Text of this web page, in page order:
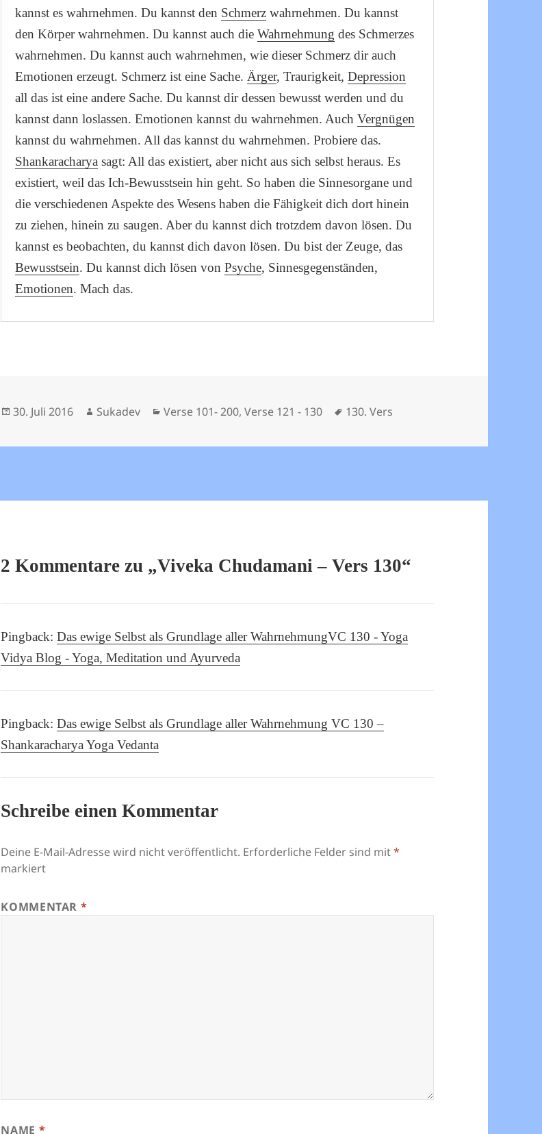
kannst es wahrnehmen. Du kannst den Schmerz wahrnehmen. Du kannst
den Körper wahrnehmen. Du kannst auch dieWahrnehmung des Schmerzes
wahrnehmen. Du kannst auch wahrnehmen, wie dieser Schmerz dir auch
Emotionen erzeugt. Schmerz ist eine Sache. Ärger, Traurigkeit,Depression
all das ist eine andere Sache. Du kannst dir dessen bewusst werden und du
kannst dann loslassen. Emotionen kannst du wahrnehmen. AuchVergnügen
kannst du wahrnehmen. All das kannst du wahrnehmen. Probiere das.
Shankaracharya sagt: All das existiert, aber nicht aus sich selbst heraus. Es
existiert, weil das Ich-Bewusstsein hin geht. So haben die Sinnesorgane und
die verschiedenen Aspekte des Wesens haben die Fähigkeit dich dort hinein
zu ziehen, hinein zu saugen. Aber du kannst dich trotzdem davon lösen. Du
kannst es beobachten, du kannst dich davon lösen. Du bist der Zeuge, das
Bewusstsein. Du kannst dich lösen vonPsyche, Sinnesgegenständen,
Emotionen. Mach das.
Veröffentlicht
30. Juli 2016 Autor
Sukadev Kategorien
Verse 101- 200,Verse 121 - 130 Schlagwörter
130. Vers
2 Kommentare zu „Viveka Chudamani – Vers 130“
Pingback:Das ewige Selbst als Grundlage aller WahrnehmungVC 130 - Yoga
Vidya Blog - Yoga, Meditation und Ayurveda
Pingback:Das ewige Selbst als Grundlage aller Wahrnehmung VC 130 –
Shankaracharya Yoga Vedanta
Schreibe einen Kommentar
Deine E-Mail-Adresse wird nicht veröffentlicht. Erforderliche Felder sind mit*
markiert
KOMMENTAR *
NAME *